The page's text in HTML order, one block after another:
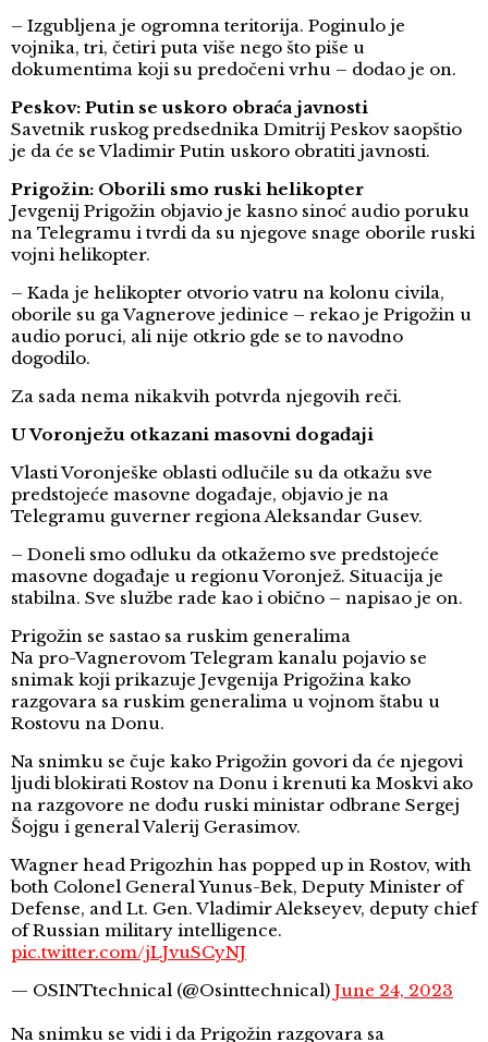
– Izgubljena je ogromna teritorija. Poginulo je
vojnika, tri, četiri puta više nego što piše u
dokumentima koji su predočeni vrhu – dodao je on.
Peskov: Putin se uskoro obraća javnosti
Savetnik ruskog predsednika Dmitrij Peskov saopštio
je da će se Vladimir Putin uskoro obratiti javnosti.
Prigožin: Oborili smo ruski helikopter
Jevgenij Prigožin objavio je kasno sinoć audio poruku
na Telegramu i tvrdi da su njegove snage oborile ruski
vojni helikopter.
– Kada je helikopter otvorio vatru na kolonu civila,
oborile su ga Vagnerove jedinice – rekao je Prigožin u
audio poruci, ali nije otkrio gde se to navodno
dogodilo.
Za sada nema nikakvih potvrda njegovih reči.
U Voronježu otkazani masovni događaji
Vlasti Voronješke oblasti odlučile su da otkažu sve
predstojeće masovne događaje, objavio je na
Telegramu guverner regiona Aleksandar Gusev.
– Doneli smo odluku da otkažemo sve predstojeće
masovne događaje u regionu Voronjež. Situacija je
stabilna. Sve službe rade kao i obično – napisao je on.
Prigožin se sastao sa ruskim generalima
Na pro-Vagnerovom Telegram kanalu pojavio se
snimak koji prikazuje Jevgenija Prigožina kako
razgovara sa ruskim generalima u vojnom štabu u
Rostovu na Donu.
Na snimku se čuje kako Prigožin govori da će njegovi
ljudi blokirati Rostov na Donu i krenuti ka Moskvi ako
na razgovore ne dođu ruski ministar odbrane Sergej
Šojgu i general Valerij Gerasimov.
Wagner head Prigozhin has popped up in Rostov, with
both Colonel General Yunus-Bek, Deputy Minister of
Defense, and Lt. Gen. Vladimir Alekseyev, deputy chief
of Russian military intelligence.
pic.twitter.com/jLJvuSCyNJ
— OSINTtechnical (@Osinttechnical) June 24, 2023
Na snimku se vidi i da Prigožin razgovara sa